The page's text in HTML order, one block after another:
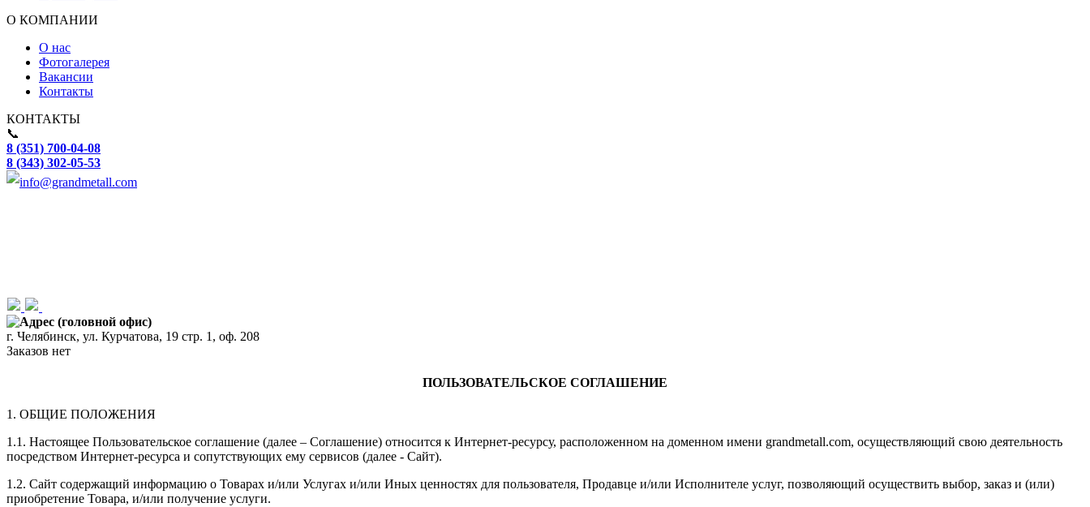
О КОМПАНИИ
О нас
Фотогалерея
Вакансии
Контакты
КОНТАКТЫ
📞
8 (351) 700-04-08
8 (343) 302-05-53
info@grandmetall.com
Адрес (головной офис)
г. Челябинск, ул. Курчатова, 19 стр. 1, оф. 208
Заказов нет
ПОЛЬЗОВАТЕЛЬСКОЕ СОГЛАШЕНИЕ
1. ОБЩИЕ ПОЛОЖЕНИЯ
1.1. Настоящее Пользовательское соглашение (далее – Соглашение) относится к Интернет-ресурсу, расположенном на доменном имени grandmetall.com, осуществляющий свою деятельность
посредством Интернет-ресурса и сопутствующих ему сервисов (далее - Сайт).
1.2. Сайт содержащий информацию о Товарах и/или Услугах и/или Иных ценностях для пользователя, Продавце и/или Исполнителе услуг, позволяющий осуществить выбор, заказ и (или)
приобретение Товара, и/или получение услуги.